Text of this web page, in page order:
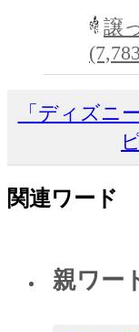
譲
「ディズニ
関連ワード
親ワー